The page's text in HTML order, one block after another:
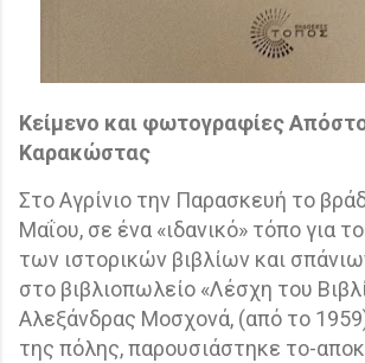
Κείμενο και φωτογραφίες
Καρακώστας
Στο Αγρίνιο την Παρασκευή το
Μαΐου, σε ένα «ιδανικό» τόπο για
των ιστορικών βιβλίων και
στο βιβλιοπωλείο «Λέσχη του
Αλεξάνδρας Μοσχονά, (από το
της πόλης, παρουσιάστηκε το-